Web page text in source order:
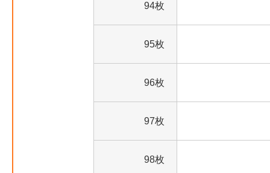
94枚
95枚
96枚
97枚
98枚